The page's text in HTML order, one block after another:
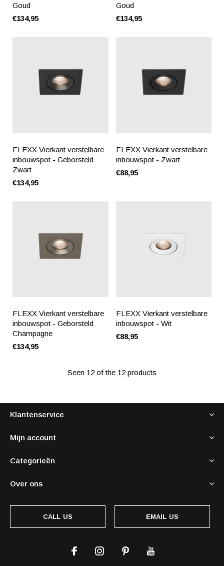
Goud
€134,95
Goud
€134,95
FLEXX Vierkant verstelbare
inbouwspot - Geborsteld
Zwart
€134,95
FLEXX Vierkant verstelbare
inbouwspot - Zwart
€88,95
FLEXX Vierkant verstelbare
inbouwspot - Geborsteld
Champagne
€134,95
FLEXX Vierkant verstelbare
inbouwspot - Wit
€88,95
Seen 12 of the 12 products
Klantenservice
Mijn account
Categorieën
Over ons
CALL US EMAIL US